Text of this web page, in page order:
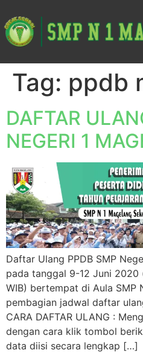
Tag: ppdb
DAFTAR
NEGERI 1
Daftar Ulang PPDB SMP
pada tanggal 9-12 Juni 2020
WIB) bertempat di Aula SMP
pembagian jadwal daftar
CARA DAFTAR ULANG :
dengan cara klik tombol
data diisi secara lengkap […]